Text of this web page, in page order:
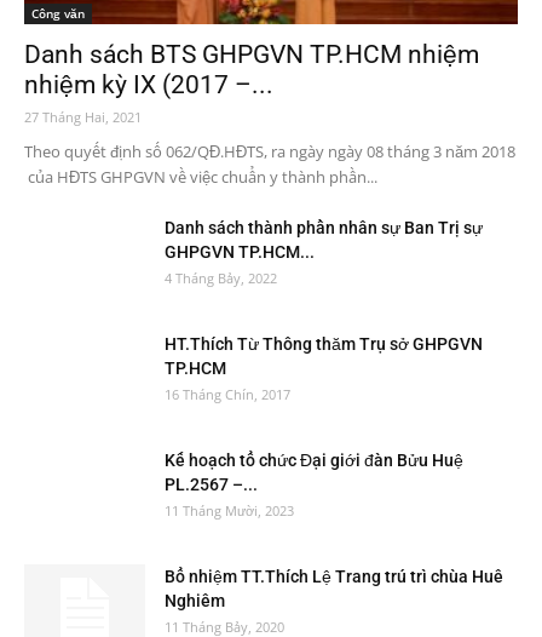
Công văn
Danh sách BTS GHPGVN TP.HCM nhiệm
nhiệm kỳ IX (2017 –...
27 Tháng Hai, 2021
Theo quyết định số 062/QĐ.HĐTS, ra ngày ngày 08 tháng 3 năm 2018
của HĐTS GHPGVN về việc chuẩn y thành phần...
Danh sách thành phần nhân sự Ban Trị sự
GHPGVN TP.HCM...
4 Tháng Bảy, 2022
HT.Thích Từ Thông thăm Trụ sở GHPGVN
TP.HCM
16 Tháng Chín, 2017
Kế hoạch tổ chức Đại giới đàn Bửu Huệ
PL.2567 –...
11 Tháng Mười, 2023
Bổ nhiệm TT.Thích Lệ Trang trú trì chùa Huê
Nghiêm
11 Tháng Bảy, 2020